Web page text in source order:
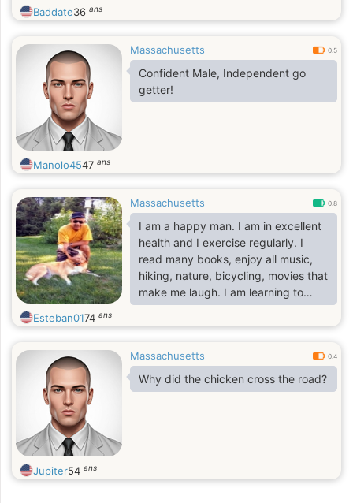
Baddate36 ans
Massachusetts 0.5
Confident Male, Independent go
getter!
Manolo4547 ans
Massachusetts 0.8
I am a happy man. I am in excellent
health and I exercise regularly. I
read many books, enjoy all music,
hiking, nature, bicycling, movies that
make me laugh. I am learning to
speak Spanish and wish to live in
Colombia. Will you teach me to
Esteban0174 ans
Massachusetts 0.4
Why did the chicken cross the road?
Jupiter54 ans